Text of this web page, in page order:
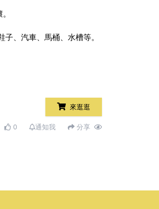
、汽車、馬桶、水槽等。
來逛逛
0 通知我 分享